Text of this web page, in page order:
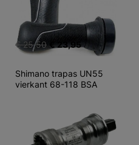
€ 25,50 € 23,95
Shimano trapas UN55
vierkant 68-118 BSA